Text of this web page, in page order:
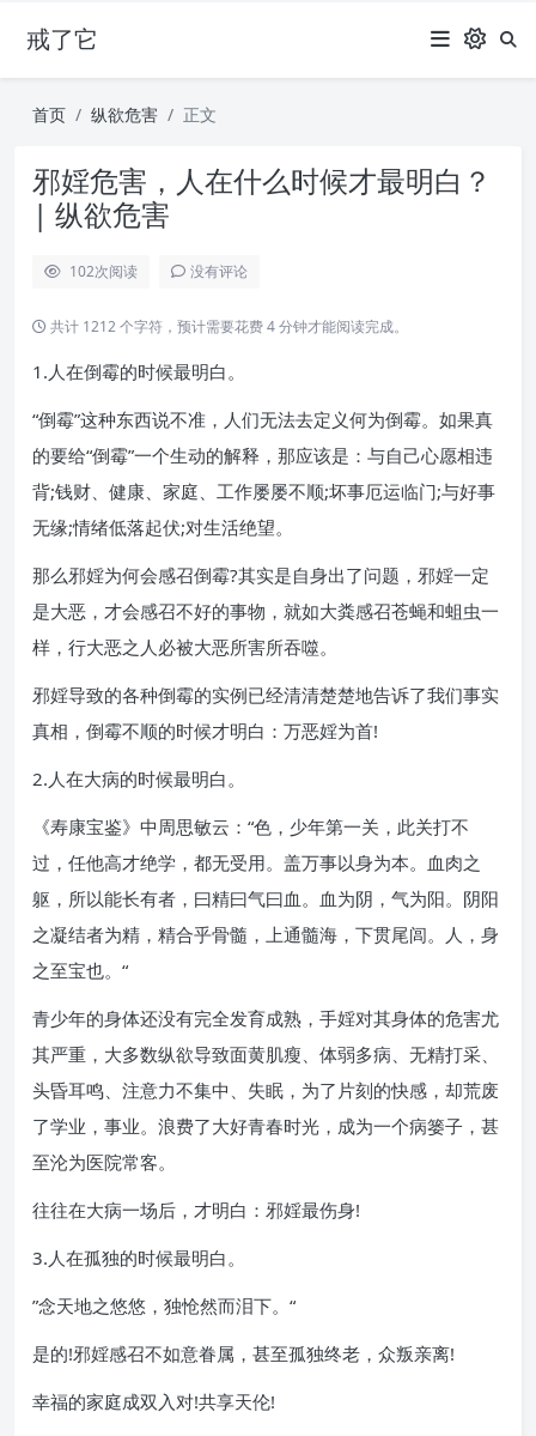
戒了它
首页 纵欲危害 正文
邪婬危害，人在什么时候才最明白？
| 纵欲危害
102次阅读 没有评论
共计 1212 个字符，预计需要花费 4 分钟才能阅读完成。
1.人在倒霉的时候最明白。
“倒霉”这种东西说不准，人们无法去定义何为倒霉。如果真
的要给“倒霉”一个生动的解释，那应该是：与自己心愿相违
背;钱财、健康、家庭、工作屡屡不顺;坏事厄运临门;与好事
无缘;情绪低落起伏;对生活绝望。
那么邪婬为何会感召倒霉?其实是自身出了问题，邪婬一定
是大恶，才会感召不好的事物，就如大粪感召苍蝇和蛆虫一
样，行大恶之人必被大恶所害所吞噬。
邪婬导致的各种倒霉的实例已经清清楚楚地告诉了我们事实
真相，倒霉不顺的时候才明白：万恶婬为首!
2.人在大病的时候最明白。
《寿康宝鉴》中周思敏云：“色，少年第一关，此关打不
过，任他高才绝学，都无受用。盖万事以身为本。血肉之
躯，所以能长有者，曰精曰气曰血。血为阴，气为阳。阴阳
之凝结者为精，精合乎骨髓，上通髓海，下贯尾闾。人，身
之至宝也。“
青少年的身体还没有完全发育成熟，手婬对其身体的危害尤
其严重，大多数纵欲导致面黄肌瘦、体弱多病、无精打采、
头昏耳鸣、注意力不集中、失眠，为了片刻的快感，却荒废
了学业，事业。浪费了大好青春时光，成为一个病篓子，甚
至沦为医院常客。
往往在大病一场后，才明白：邪婬最伤身!
3.人在孤独的时候最明白。
”念天地之悠悠，独怆然而泪下。“
是的!邪婬感召不如意眷属，甚至孤独终老，众叛亲离!
幸福的家庭成双入对!共享天伦!